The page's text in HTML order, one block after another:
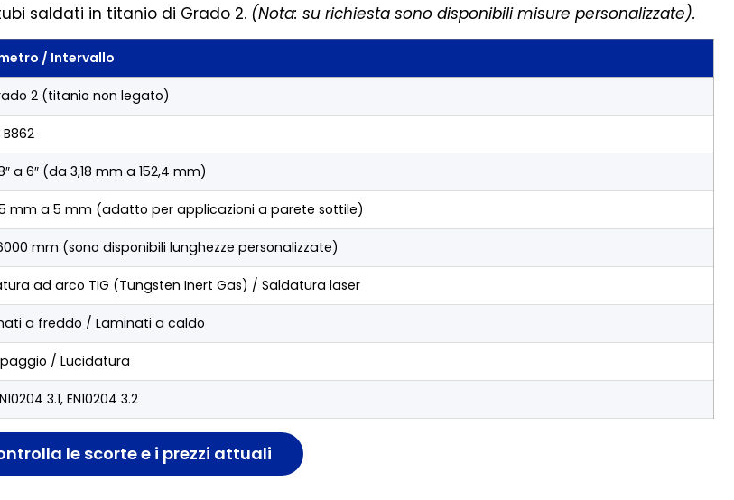
saldati in titanio di Grado 2. (Nota: su richiesta sono disponibili misure personalizzate).
/ Intervallo
2 (titanio non legato)
B862
a 6″ (da 3,18 mm a 152,4 mm)
mm a 5 mm (adatto per applicazioni a parete sottile)
mm (sono disponibili lunghezze personalizzate)
ad arco TIG (Tungsten Inert Gas) / Saldatura laser
a freddo / Laminati a caldo
/ Lucidatura
3.1, EN10204 3.2
le scorte e i prezzi attuali